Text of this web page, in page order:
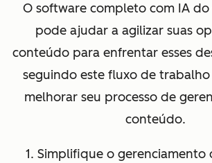
O software completo com IA
pode ajudar a agilizar suas
conteúdo para enfrentar esses
seguindo este fluxo de
melhorar seu processo de
conteúdo.
1. Simplifique o